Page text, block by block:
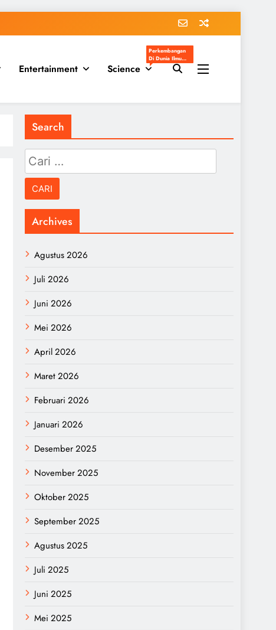
Entertainment Science
Perkembangan
Di Dunia Ilmu
Pengetahuan
Populer
Search
Cari
untuk:
Archives
Agustus 2026
Juli 2026
Juni 2026
Mei 2026
April 2026
Maret 2026
Februari 2026
Januari 2026
Desember 2025
November 2025
Oktober 2025
September 2025
Agustus 2025
Juli 2025
Juni 2025
Mei 2025